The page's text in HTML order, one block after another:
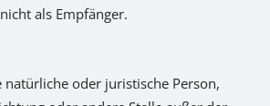
als Empfänger.
oder juristische Person,